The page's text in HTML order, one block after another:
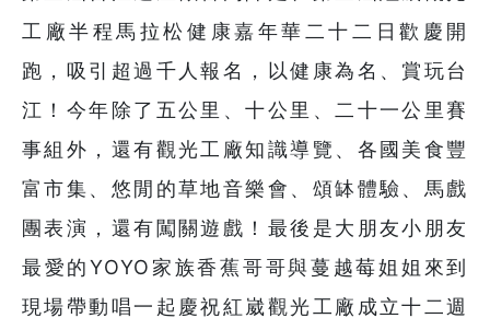
工廠半程馬拉松健康嘉年華二十二日歡慶開
跑，吸引超過千人報名，以健康為名、賞玩台
江！今年除了五公里、十公里、二十一公里賽
事組外，還有觀光工廠知識導覽、各國美食豐
富市集、悠閒的草地音樂會、頌缽體驗、馬戲
團表演，還有闖關遊戲！最後是大朋友小朋友
最愛的YOYO家族香蕉哥哥與蔓越莓姐姐來到
現場帶動唱一起慶祝紅崴觀光工廠成立十二週